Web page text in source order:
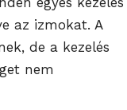
az izmokat. A
de a kezelés
nem